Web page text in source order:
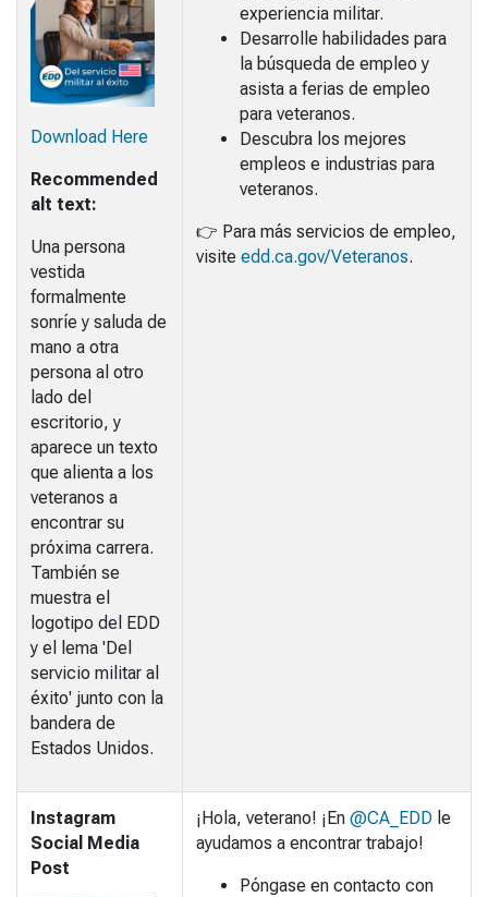
Download Here
Recommended
alt text:
Una persona
vestida
formalmente
sonríe y saluda de
mano a otra
persona al otro
lado del
escritorio, y
aparece un texto
que alienta a los
veteranos a
encontrar su
próxima carrera.
También se
muestra el
logotipo del EDD
y el lema 'Del
servicio militar al
éxito' junto con la
bandera de
Estados Unidos.
experiencia militar.
Desarrolle habilidades para
la búsqueda de empleo y
asista a ferias de empleo
para veteranos.
Descubra los mejores
empleos e industrias para
veteranos.
👉 Para más servicios de empleo,
visite edd.ca.gov/Veteranos.
Instagram
Social Media
Post
¡Hola, veterano! ¡En @CA_EDD le
ayudamos a encontrar trabajo!
Póngase en contacto con